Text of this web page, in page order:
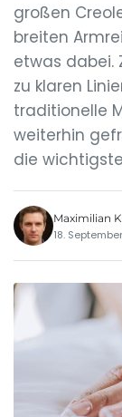
großen
breiten
etwas dabei.
zu klaren
traditionelle
weiterhin
die
Maximilian
18.